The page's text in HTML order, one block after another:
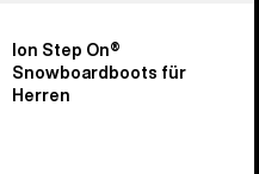
Ion Step On®
Snowboardboots für
Herren